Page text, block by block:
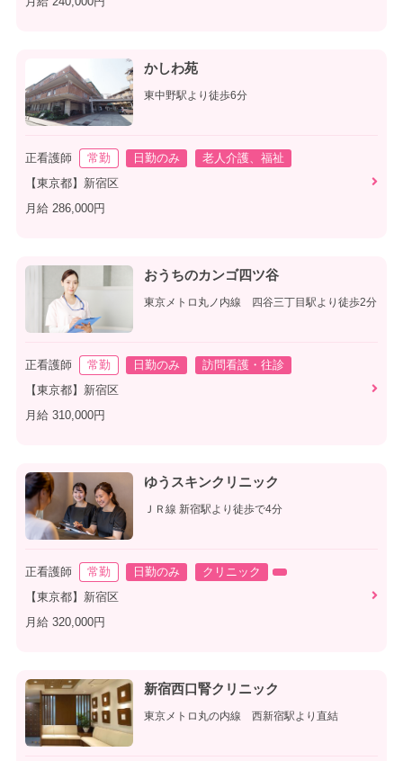
かしわ苑
東中野駅より徒歩6分
正看護師 常勤 日勤のみ
老人介護、福祉
【東京都】新宿区
月給 286,000円
おうちのカンゴ四ツ谷
東京メトロ丸ノ内線 四谷三丁目駅より徒歩2分
正看護師 常勤 日勤のみ
訪問看護・往診
【東京都】新宿区
月給 310,000円
ゆうスキンクリニック
ＪＲ線 新宿駅より徒歩で4分
正看護師 常勤 日勤のみ
クリニック
【東京都】新宿区
月給 320,000円
新宿西口腎クリニック
東京メトロ丸の内線 西新宿駅より直結